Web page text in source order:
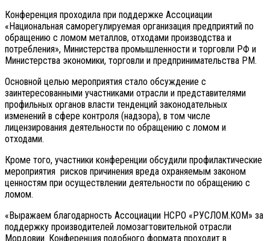
Конференция проходила при поддержке Ассоциации
«Национальная саморегулируемая организация предприятий по
обращению с ломом металлов, отходами производства и
потребления», Министерства промышленности и торговли РФ и
Министерства экономики, торговли и предпринимательства РМ.
Основной целью мероприятия стало обсуждение с
заинтересованными участниками отрасли и представителями
профильных органов власти тенденций законодательных
изменений в сфере контроля (надзора), в том числе
лицензирования деятельности по обращению с ломом и
отходами.
Кроме того, участники конференции обсудили профилактические
мероприятия рисков причинения вреда охраняемым законом
ценностям при осуществлении деятельности по обращению с
ломом.
«Выражаем благодарность Ассоциации НСРО «РУСЛОМ.КОМ» за
поддержку производителей ломозагтовительной отрасли
Мордовии. Конференция подобного формата проходит в